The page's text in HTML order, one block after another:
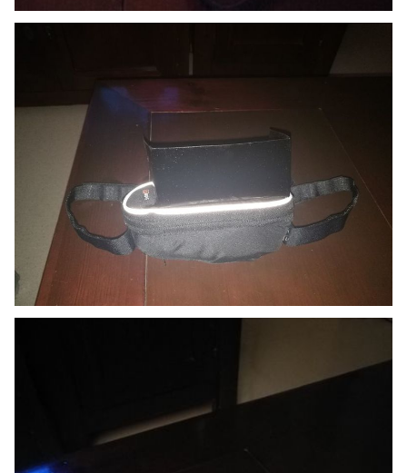
Falta por montar la visera porque con el sol no dejaba ver
bien. Con ella solucionaré el problema y como tenia todos
los materiales lo terminare mañana.